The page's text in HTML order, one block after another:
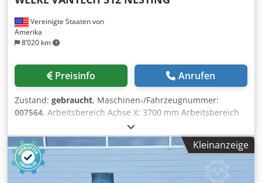
Vereinigte Staaten von
Amerika
8’020 km
Preisinfo Anrufen
Zustand: gebraucht, Maschinen-/Fahrzeugnummer:
007564, Arbeitsbereich Achse X: 3700 mm Arbeitsbereich
Achse Y: 1550 mm Arbeitsebene: Nestingtisch Leistung
Haupt-Spindel: 10 KW Dsdpfx Anoum H Ekoljck Anz.
kontrollierte Achsen: 3 Achsen Anzahl Bohrspindeln: 12
Anzahl Werkzeugplätze: 13
Kleinanzeige